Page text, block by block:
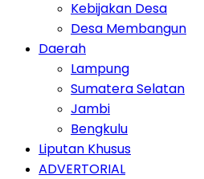
Kebijakan Desa
Desa Membangun
Daerah
Lampung
Sumatera Selatan
Jambi
Bengkulu
Liputan Khusus
ADVERTORIAL